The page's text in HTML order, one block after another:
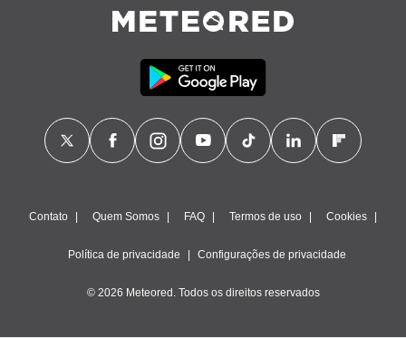
Contato Quem Somos FAQ Termos de uso Cookies
Política de privacidade Configurações de privacidade
© 2026 Meteored. Todos os direitos reservados